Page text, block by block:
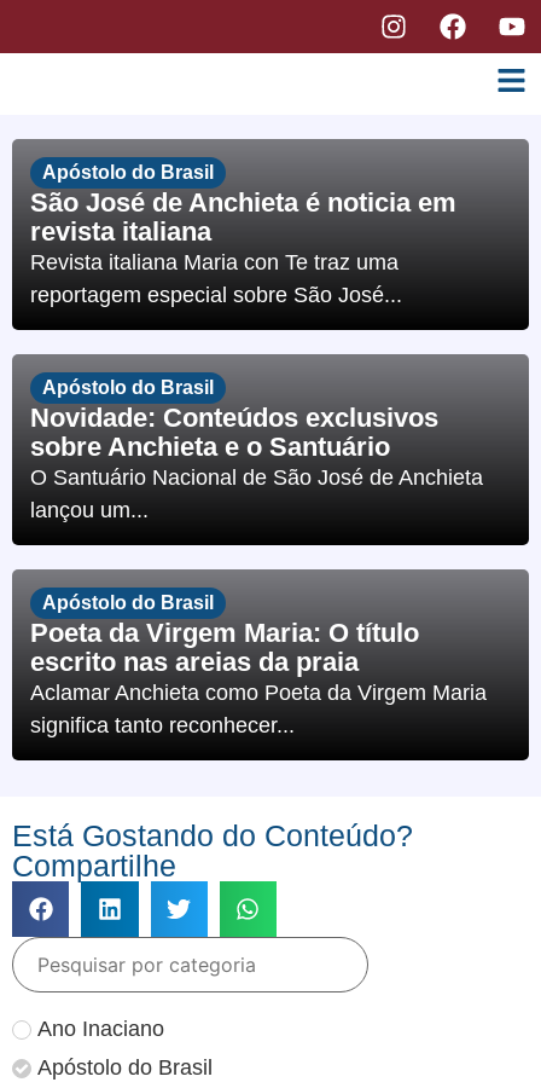
Apóstolo do Brasil
São José de Anchieta é noticia em
revista italiana
Revista italiana Maria con Te traz uma
reportagem especial sobre São José...
Apóstolo do Brasil
Novidade: Conteúdos exclusivos
sobre Anchieta e o Santuário
O Santuário Nacional de São José de Anchieta
lançou um...
Apóstolo do Brasil
Poeta da Virgem Maria: O título
escrito nas areias da praia
Aclamar Anchieta como Poeta da Virgem Maria
significa tanto reconhecer...
Está Gostando do Conteúdo?
Compartilhe
Ano Inaciano
Apóstolo do Brasil